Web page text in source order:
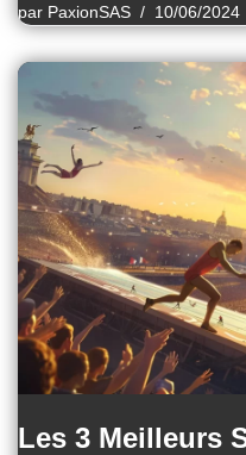
par PaxionSAS 10/06/2024
Les 3 Meilleurs